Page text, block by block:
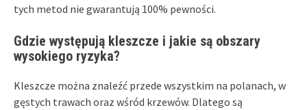
tych metod nie gwarantują 100% pewności.
Gdzie występują kleszcze i jakie są obszary
wysokiego ryzyka?
Kleszcze można znaleźć przede wszystkim na polanach, w
gęstych trawach oraz wśród krzewów. Dlatego są